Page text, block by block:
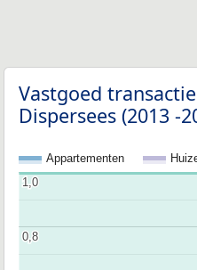
Vastgoed
Dispersees (2013 -
Appartementen
0,8
0,8
1,0
1,0